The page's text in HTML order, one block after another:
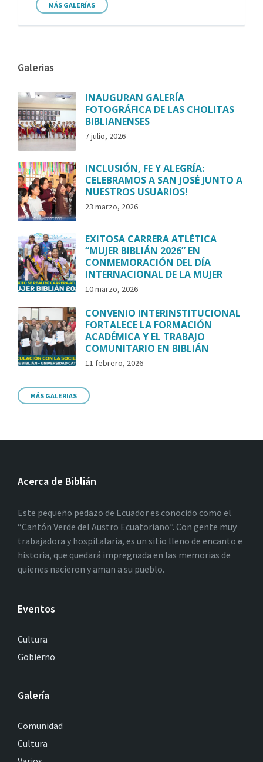
MÁS GALERÍAS
Galerias
INAUGURAN GALERÍA
FOTOGRÁFICA DE LAS CHOLITAS
BIBLIANENSES
7 julio, 2026
INCLUSIÓN, FE Y ALEGRÍA:
CELEBRAMOS A SAN JOSÉ JUNTO A
NUESTROS USUARIOS!
23 marzo, 2026
EXITOSA CARRERA ATLÉTICA
“MUJER BIBLIÁN 2026” EN
CONMEMORACIÓN DEL DÍA
INTERNACIONAL DE LA MUJER
10 marzo, 2026
CONVENIO INTERINSTITUCIONAL
FORTALECE LA FORMACIÓN
ACADÉMICA Y EL TRABAJO
COMUNITARIO EN BIBLIÁN
11 febrero, 2026
MÁS GALERIAS
Acerca de Biblián
Este pequeño pedazo de Ecuador es conocido como el
“Cantón Verde del Austro Ecuatoriano”. Con gente muy
trabajadora y hospitalaria, es un sitio lleno de encanto e
historia, que quedará impregnada en las memorias de
quienes nacieron y aman a su pueblo.
Eventos
Cultura
Gobierno
Galería
Comunidad
Cultura